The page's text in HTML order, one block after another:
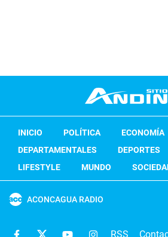
INICIO POLÍTICA ECONOMÍA
DEPARTAMENTALES
DEPORTES
LIFESTYLE
MUNDO
ACONCAGUA RADIO
RSS